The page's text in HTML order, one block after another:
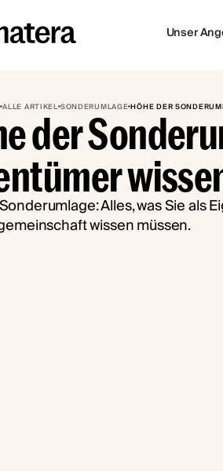
Unser
ALLE ARTIKELSONDERUMLAGEHÖHE DER
der